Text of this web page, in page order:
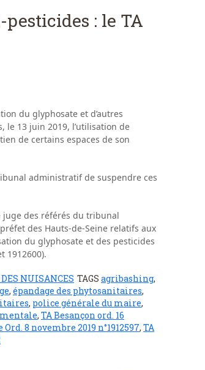
pesticides : le TA
du glyphosate et d’autres
le 13 juin 2019, l’utilisation de
de certains espaces de son
administratif de suspendre ces
juge des référés du tribunal
des Hauts-de-Seine relatifs aux
du glyphosate et des pesticides
1912600).
NUISANCES TAGS agribashing,
, épandage des phytosanitaires,
, police générale du maire,
, TA Besançon ord. 16
8 novembre 2019 n°1912597, TA